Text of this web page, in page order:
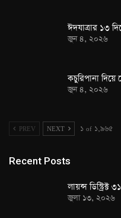
ঈদযাত্রার ১৩
জুন ৪, ২০২৬
কচুরিপানা
জুন ৪, ২০২৬
PREV NEXT ১ of ১,৯৬৫
Recent Posts
লায়ন্স
জুলা ১৩, ২০২৬